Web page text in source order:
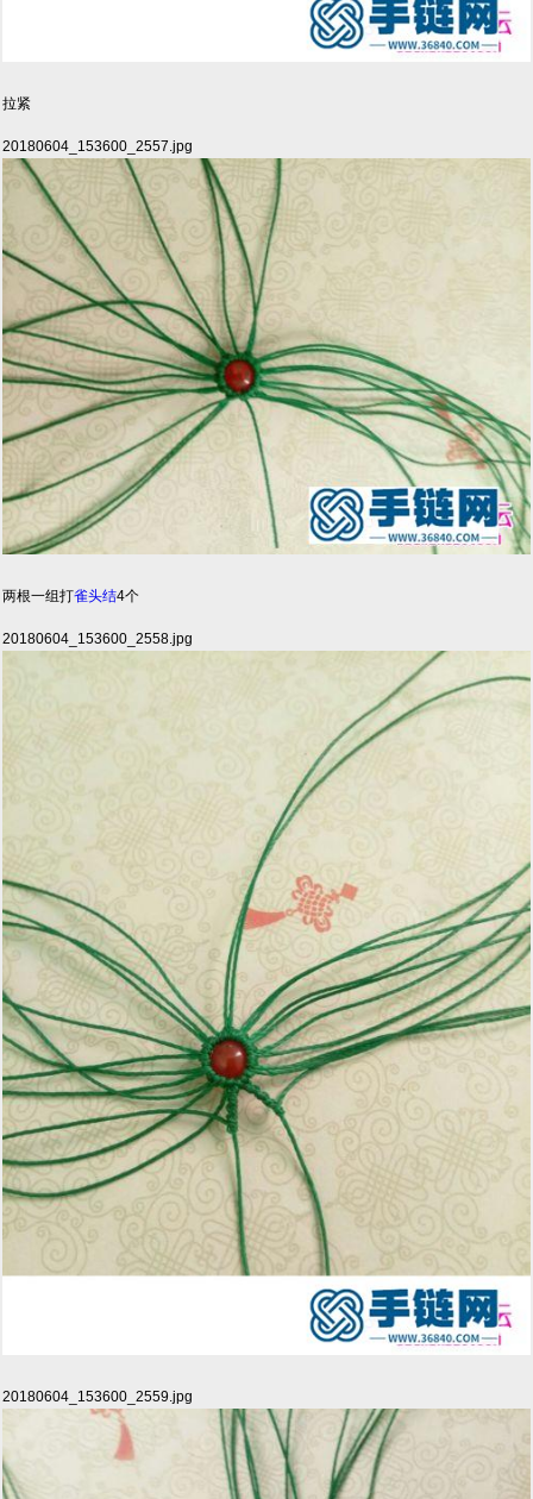
拉紧
20180604_153600_2557.jpg
两根一组打雀头结4个
20180604_153600_2558.jpg
20180604_153600_2559.jpg